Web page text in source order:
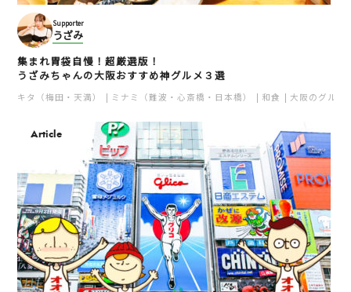
Supporter
うざみ
集まれ胃袋自慢！超厳選版！
うざみちゃんの大阪おすすめ神グルメ３選
キタ（梅田・天満） ミナミ（難波・心斎橋・日本橋） 和食 大阪のグルメ
Article